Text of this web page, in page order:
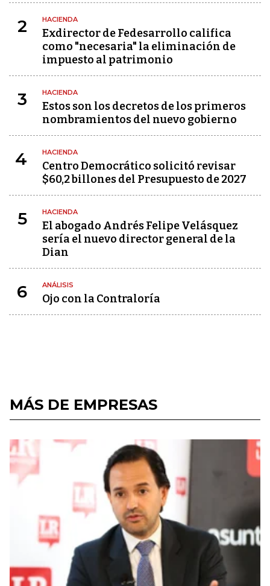
2 HACIENDA
Exdirector de Fedesarrollo califica
como "necesaria" la eliminación de
impuesto al patrimonio
3 HACIENDA
Estos son los decretos de los primeros
nombramientos del nuevo gobierno
4 HACIENDA
Centro Democrático solicitó revisar
$60,2 billones del Presupuesto de 2027
5 HACIENDA
El abogado Andrés Felipe Velásquez
sería el nuevo director general de la
Dian
6 ANÁLISIS
Ojo con la Contraloría
MÁS DE EMPRESAS